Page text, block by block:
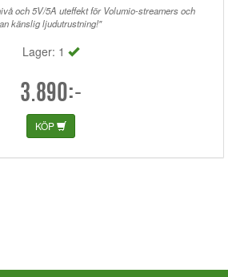
och 5V/5A uteffekt för Volumio-streamers och
känslig ljudutrustning!"
Lager: 1
3.890:-
KÖP